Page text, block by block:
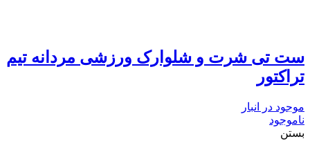
ست تی شرت و شلوارک ورزشی مردانه تیم
تراکتور
موجود در انبار
ناموجود
بستن